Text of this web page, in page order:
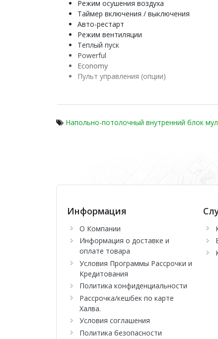
Режим осушения воздуха
Таймер включения / выключения
Авто-рестарт
Режим вентиляции
Теплый пуск
Powerful
Economy
Пульт управления (опции)
горизонтальном положении на потолке.
Напольно-потолочный внутренний блок
Информация
О Компании
Информация о доставке и
оплате товара
Условия Программы Рассрочки и
Кредитования
Политика конфиденциальности
Рассрочка/кешбек по карте
Халва.
Условия соглашения
Политика безопасности